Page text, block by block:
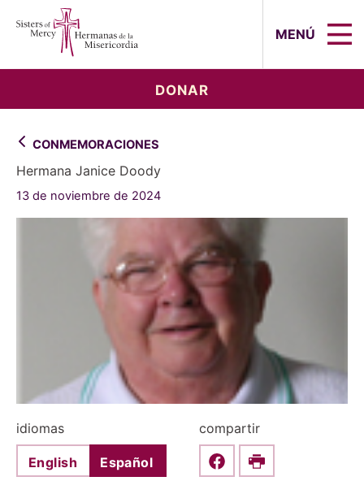
MENÚ
DONAR
CONMEMORACIONES
Hermana Janice Doody
13 de noviembre de 2024
idiomas
English Español
compartir
Share this on Facebook
Print